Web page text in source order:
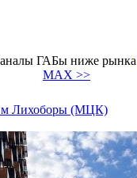
ГАБы ниже рынка
MAX >>
м Лихоборы (МЦК)